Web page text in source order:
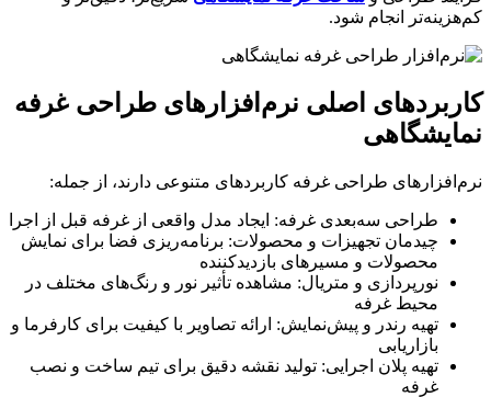
انجام شود.
اصلی نرم‌افزارهای طراحی غرفه
طراحی غرفه کاربردهای متنوعی دارند، از جمله:
طراحی سه‌بعدی غرفه: ایجاد مدل واقعی از غرفه قبل از اجرا
چیدمان تجهیزات و محصولات: برنامه‌ریزی فضا برای نمایش
محصولات و مسیرهای بازدیدکننده
نورپردازی و متریال: مشاهده تأثیر نور و رنگ‌های مختلف در
محیط غرفه
تهیه رندر و پیش‌نمایش: ارائه تصاویر با کیفیت برای کارفرما و
بازاریابی
تهیه پلان اجرایی: تولید نقشه دقیق برای تیم ساخت و نصب
غرفه